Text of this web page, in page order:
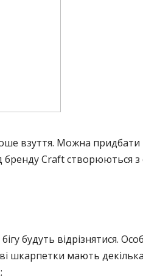
взуття. Можна придбати
бренду Craft створюються
будуть відрізнятися.
шкарпетки мають